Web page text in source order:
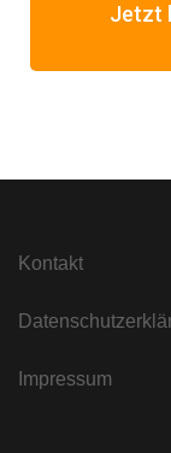
Jetzt
Kontakt
Impressum